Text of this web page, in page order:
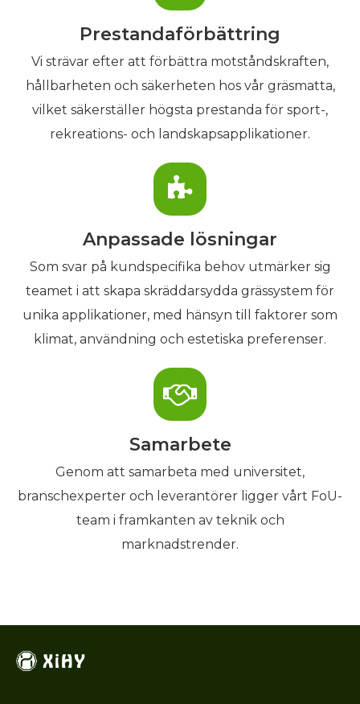
Prestandaförbättring
Vi strävar efter att förbättra motståndskraften,
hållbarheten och säkerheten hos vår gräsmatta,
vilket säkerställer högsta prestanda för sport-,
rekreations- och landskapsapplikationer.
Anpassade lösningar
Som svar på kundspecifika behov utmärker sig
teamet i att skapa skräddarsydda grässystem för
unika applikationer, med hänsyn till faktorer som
klimat, användning och estetiska preferenser.
Samarbete
Genom att samarbeta med universitet,
branschexperter och leverantörer ligger vårt FoU-
team i framkanten av teknik och
marknadstrender.